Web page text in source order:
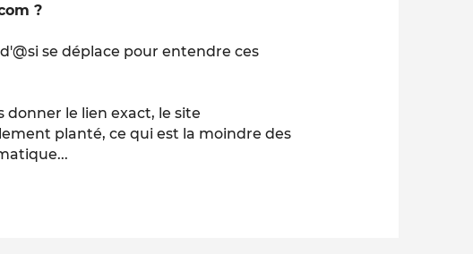
?
se déplace pour entendre ces
le lien exact, le site
planté, ce qui est la moindre des